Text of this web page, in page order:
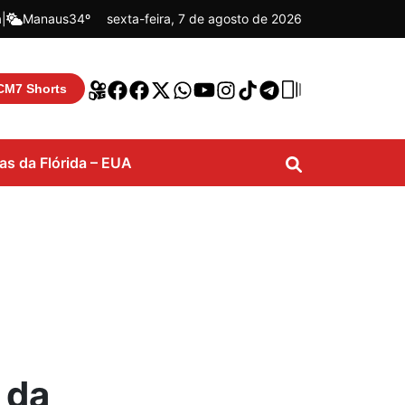
Manaus34º sexta-feira, 7 de agosto de 2026
Shorts
da Flórida – EUA